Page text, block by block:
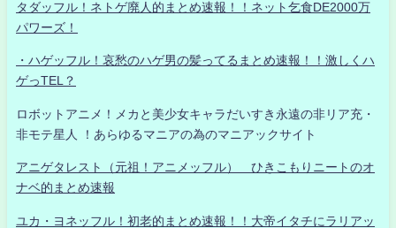
タダッフル！ネトゲ廃人的まとめ速報！！ネット乞食DE2000万
パワーズ！
・ハゲッフル！哀愁のハゲ男の髪ってるまとめ速報！！激しくハ
ゲっTEL？
ロボットアニメ！メカと美少女キャラだいすき永遠の非リア充・
非モテ星人 ！あらゆるマニアの為のマニアックサイト
アニゲタレスト（元祖！アニメッフル） ひきこもりニートのオ
ナベ的まとめ速報
ユカ・ヨネッフル！初老的まとめ速報！！大帝イタチにラリアッ